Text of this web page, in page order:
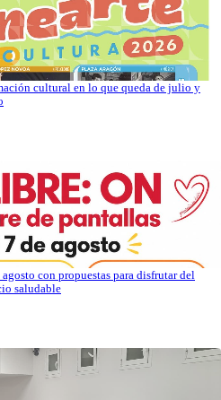
cultural en lo que queda de julio y
con propuestas para disfrutar del
saludable